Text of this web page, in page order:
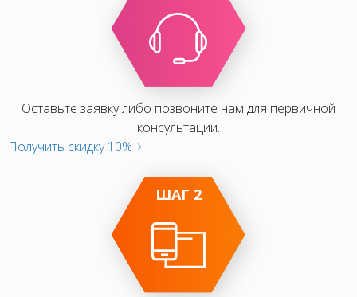
Оставьте заявку либо позвоните нам для первичной
консультации.
Получить скидку 10%
ШАГ 2